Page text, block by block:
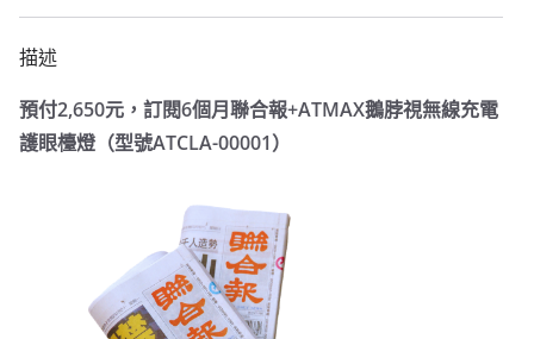
描述
預付2,650元，訂閱6個月聯合報+ATMAX鵝脖視無線充電
護眼檯燈（型號ATCLA-00001）